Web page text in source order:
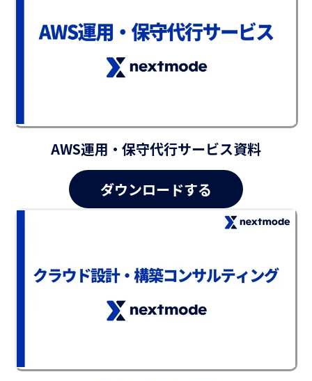
AWS運用・保守代行サービス資料